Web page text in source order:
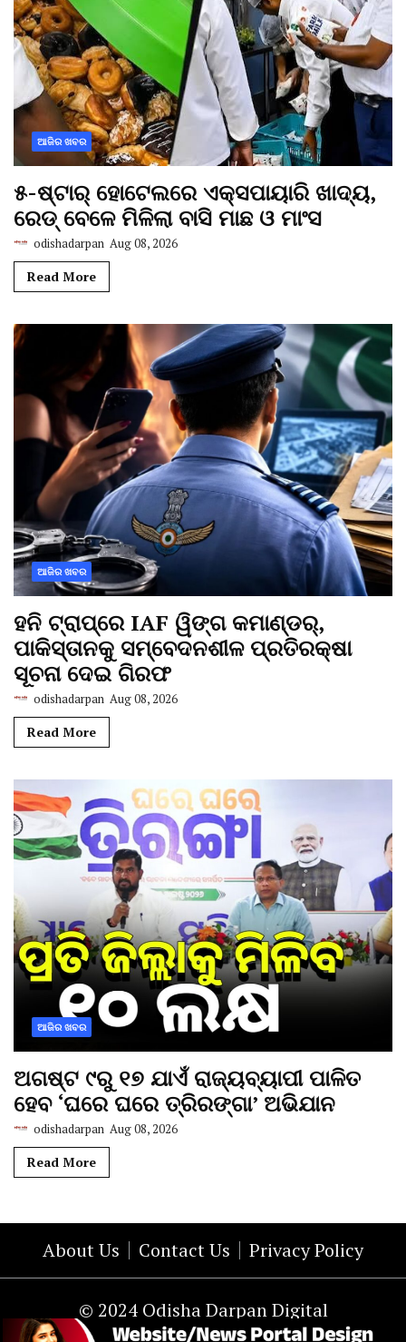
ଆଜିର ଖବର
୫-ଷ୍ଟାର୍ ହୋଟେଲରେ ଏକ୍ସପାୟାରି ଖାଦ୍ୟ,
ରେଡ୍ ବେଳେ ମିଳିଲା ବାସି ମାଛ ଓ ମାଂସ
odishadarpan Aug 08, 2026
Read More
ଆଜିର ଖବର
ହନି ଟ୍ରାପ୍‌ରେ IAF ୱିଙ୍ଗ କମାଣ୍ଡର୍,
ପାକିସ୍ତାନକୁ ସମ୍ବେଦନଶୀଳ ପ୍ରତିରକ୍ଷା
ସୂଚନା ଦେଇ ଗିରଫ
odishadarpan Aug 08, 2026
Read More
ଆଜିର ଖବର
ଅଗଷ୍ଟ ୯ରୁ ୧୭ ଯାଏଁ ରାଜ୍ୟବ୍ୟାପୀ ପାଳିତ
ହେବ ‘ଘରେ ଘରେ ତ୍ରିରଙ୍ଗା’ ଅଭିଯାନ
odishadarpan Aug 08, 2026
Read More
About Us Contact Us Privacy Policy
© 2024 Odisha Darpan Digital